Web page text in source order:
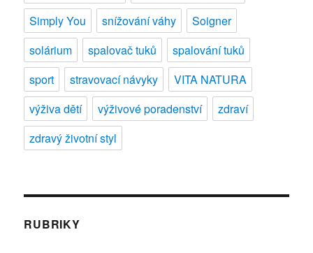
Simply You
snížování váhy
Soigner
solárium
spalovač tuků
spalování tuků
sport
stravovací návyky
VITA NATURA
výživa dětí
výživové poradenství
zdraví
zdravý životní styl
RUBRIKY